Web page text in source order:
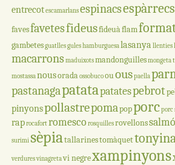
entrecotescamarlansespinacs
favesfavetesfideusfideuàflam
gambetesguatllesguleshamburguesalasanya llenties
macarronsmaduixotsmandonguillesmongeta
mostassanousoradaossobucoououspaella
pastanagapatatapatatespebrot
pinyonspollastrepomapopporcporc
raprocafortromesco rosquillesrovellonssalmó
surimi sèpiatallarinestomàquet
verduresvinagretavi negrexampinyons